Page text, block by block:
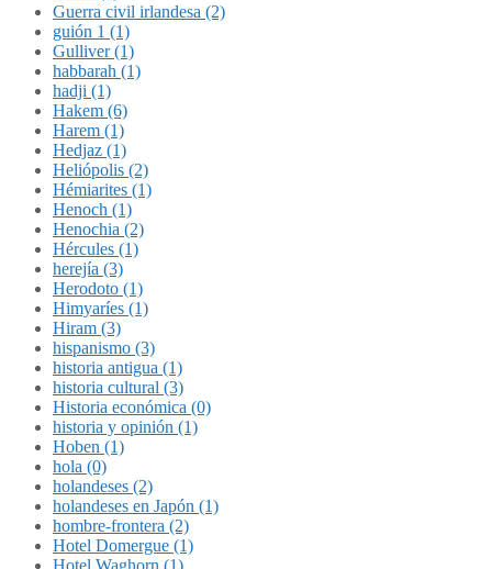
Guerra civil irlandesa (2)
guión 1 (1)
Gulliver (1)
habbarah (1)
hadji (1)
Hakem (6)
Harem (1)
Hedjaz (1)
Heliópolis (2)
Hémiarites (1)
Henoch (1)
Henochia (2)
Hércules (1)
herejía (3)
Herodoto (1)
Himyaríes (1)
Hiram (3)
hispanismo (3)
historia antigua (1)
historia cultural (3)
Historia económica (0)
historia y opinión (1)
Hoben (1)
hola (0)
holandeses (2)
holandeses en Japón (1)
hombre-frontera (2)
Hotel Domergue (1)
Hotel Waghorn (1)